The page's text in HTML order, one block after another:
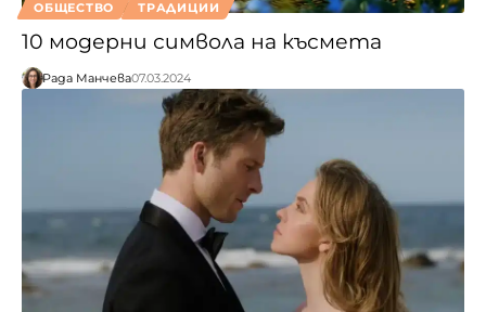
ОБЩЕСТВО ТРАДИЦИИ
10 модерни символа на късмета
Рада Манчева07.03.2024